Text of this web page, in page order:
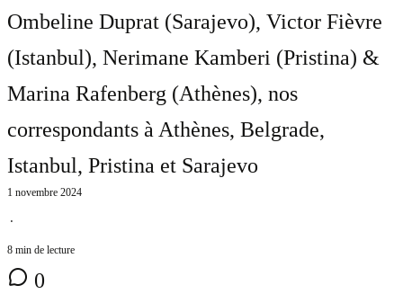
Ombeline Duprat (Sarajevo), Victor Fièvre
(Istanbul), Nerimane Kamberi (Pristina) &
Marina Rafenberg (Athènes), nos
correspondants à Athènes, Belgrade,
Istanbul, Pristina et Sarajevo
1 novembre 2024
⋅
8 min de lecture
0